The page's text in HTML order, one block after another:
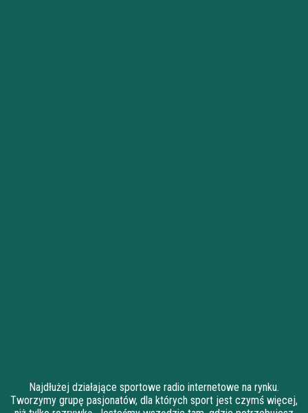
Najdłużej działające sportowe radio internetowe na rynku.
Tworzymy grupę pasjonatów, dla których sport jest czymś więcej,